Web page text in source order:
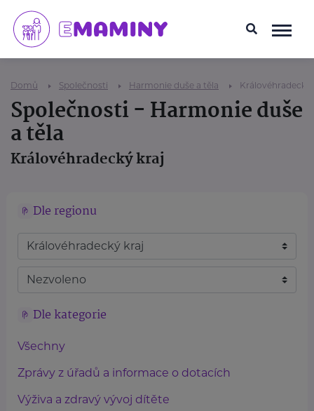
Domů Společnosti Harmonie duše a těla Královéhradecký
Společnosti - Harmonie duše
a těla
Královéhradecký kraj
Dle regionu
Dle kategorie
Všechny
Zprávy z úřadů a informace o dotacích
Výživa a zdravý vývoj dítěte